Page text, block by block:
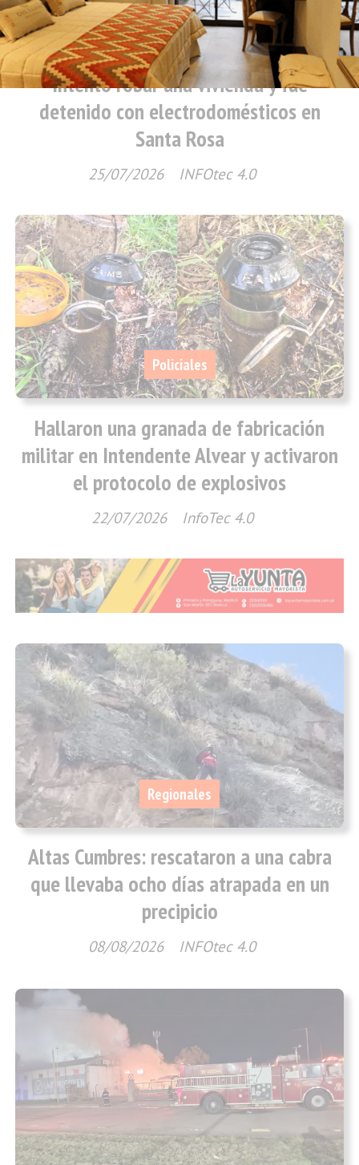
Intentó robar una vivienda y fue
detenido con electrodomésticos en
Santa Rosa
INFOtec 4.0
Policiales
25/07/2026
Hallaron una granada de fabricación
militar en Intendente Alvear y activaron
el protocolo de explosivos
InfoTec 4.0
Policiales
22/07/2026
Altas Cumbres: rescataron a una cabra
que llevaba ocho días atrapada en un
precipicio
INFOtec 4.0
Regionales
08/08/2026